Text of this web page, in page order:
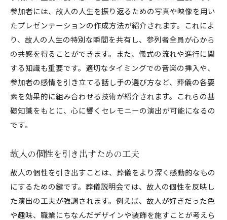
家庭的な雰囲気を演出するための工夫
故人を偲ぶ心温まる葬儀の新しいアプローチ
故人の思い出を深く共有する方法
心温まるセレモニーの構成要素
遺族の希望を反映したプログラムの作り方
参加者全員が共有できる思い出の演出
個性を尊重した葬儀スタイルの探求
故人の人生を称えるための新しい試み
感動を呼び起こす演出の秘訣
葬儀説明会で学べる具体的なテクニック
故人への感謝を表現するための演出
地域の文化を取り入れた感動のセレモニー
参加者には、故人の人生を振り返るための写真や映像を用い
たプレゼンテーションの作成方法が紹介されます。これによ
り、故人の人生の特別な瞬間を共有し、参列者全員が心から
の共感を得ることができます。また、儀式の流れや進行に関
する知識も重要です。適切なタイミングでの音楽の挿入や、
参加者の感情を引き立てる話し手の選び方など、葬儀の各要
素を効果的に組み合わせる技術が紹介されます。これらの基
礎知識をもとに、心に響くセレモニーの演出が可能になるの
です。
故人の個性を引き出すための工夫
故人の個性を引き出すことは、葬儀をより深く感動的なもの
にするための鍵です。葬儀説明会では、故人の個性を反映し
た演出の工夫が強調されます。例えば、故人が好きだった色
や趣味、職業にちなんだデザインや装飾を施すことが考えら